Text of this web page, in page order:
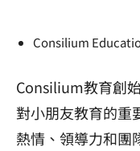
Consilium
Consilium教育創
對小朋友教育的重
熱情、領導力和團